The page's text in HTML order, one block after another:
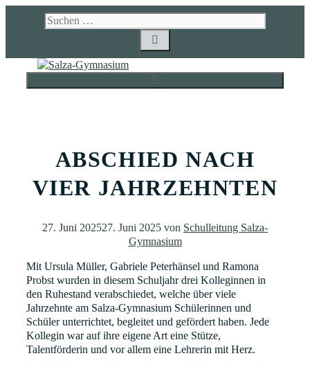
Suchen
nach:
ABSCHIED NACH
VIER JAHRZEHNTEN
27. Juni 202527. Juni 2025 von Schulleitung Salza-
Gymnasium
Mit Ursula Müller, Gabriele Peterhänsel und Ramona
Probst wurden in diesem Schuljahr drei Kolleginnen in
den Ruhestand verabschiedet, welche über viele
Jahrzehnte am Salza-Gymnasium Schülerinnen und
Schüler unterrichtet, begleitet und gefördert haben. Jede
Kollegin war auf ihre eigene Art eine Stütze,
Talentförderin und vor allem eine Lehrerin mit Herz.